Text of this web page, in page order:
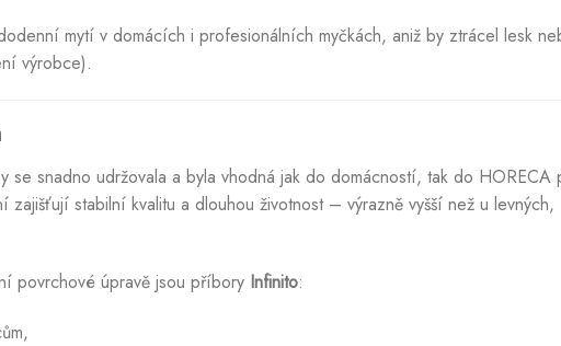
mytí v domácích i profesionálních myčkách, aniž by ztrácel lesk
výrobce).
se snadno udržovala a byla vhodná jak do domácností, tak do HORECA
stabilní kvalitu a dlouhou životnost – výrazně vyšší než u levných,
povrchové úpravě jsou příbory Infinito: